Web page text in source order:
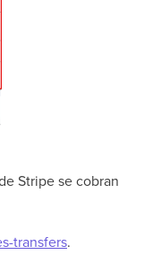
Stripe se cobran
transfers.